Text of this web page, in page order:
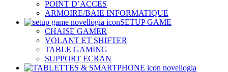
POINT D’ACCÈS
ARMOIRE/BAIE INFORMATIQUE
SETUP GAME
CHAISE GAMER
VOLANT ET SHIFTER
TABLE GAMING
SUPPORT ECRAN